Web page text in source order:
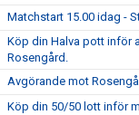
Matchstart 15.00 idag -
Köp din Halva pott inför
Rosengård.
Avgörande mot
Köp din 50/50 lott inför